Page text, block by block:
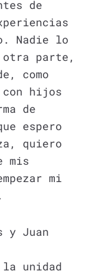
de
Nadie lo
otra parte,
como
con hijos
de
espero
quiero
mis
mi
y Juan
unidad